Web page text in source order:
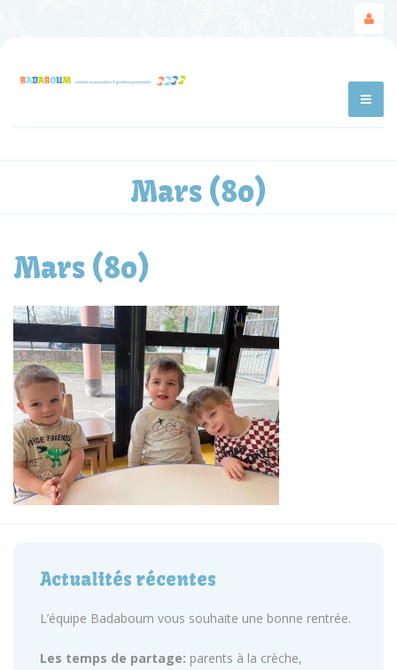
Mars (80)
Mars (80)
Actualités récentes
L’équipe Badaboum vous souhaite une bonne rentrée.
Les temps de partage: parents à la crèche,